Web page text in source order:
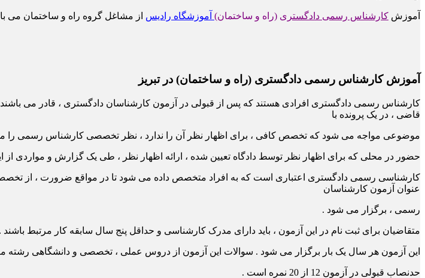
آموزش کارشناس رسمی دادگستری (راه و ساختمان) آموزشگاه رادیس از مشاغل گروه راه و ساختمان می
آموزش کارشناس رسمی دادگستری (راه و ساختمان) در تبریز
کارشناس رسمی دادگستری افرادی هستند که پس از قبولی در آزمون کارشناسان دادگستری ، قادر می
قاضی ، در یک پرونده با
موضوعی مواجه می شود که تخصص کافی ، برای اظهار نظر آن را ندارد ، نظر تخصصی کارشناس رسمی را
حضور در محلی که برای اظهار نظر توسط دادگاه تعیین شده ، ارائه اظهار نظر ، طی یک گزارش و مواردی
کارشناسی رسمی دادگستری اعتباری است که به افراد متخصص داده می شود تا در مواقع ضرورت ، از
عنوان آزمون کارشناسان
رسمی ، برگزار می شود .
متقاضیان برای ثبت نام در این آزمون ، باید دارای مدرک کارشناسی و حداقل پنج سال سابقه کار مرتبط باشند .
این آزمون هر سال یک بار برگزار می شود . سوالات این آزمون از دروس عملی ، تخصصی و دانشگاهی
حدنصاب قبولی در آزمون 12 از 20 نمره است .